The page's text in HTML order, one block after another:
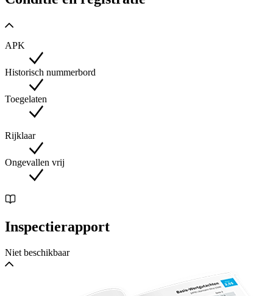
APK
Historisch nummerbord
Toegelaten
Rijklaar
Ongevallen vrij
Inspectierapport
Niet beschikbaar